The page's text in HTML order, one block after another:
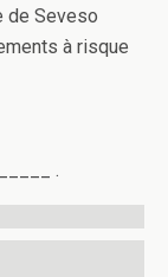
de Seveso
à risque
.